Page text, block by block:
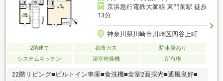
京浜急行電鉄大師線 東門前駅 徒歩
13分
神奈川県川崎市川崎区四谷上町
2階建て 都市ガス
駐車場あり
システムキッチン
浴室乾燥機 所有権
22階リビング■ビルトイン車庫■食洗機■全室2面採光■通風良好■